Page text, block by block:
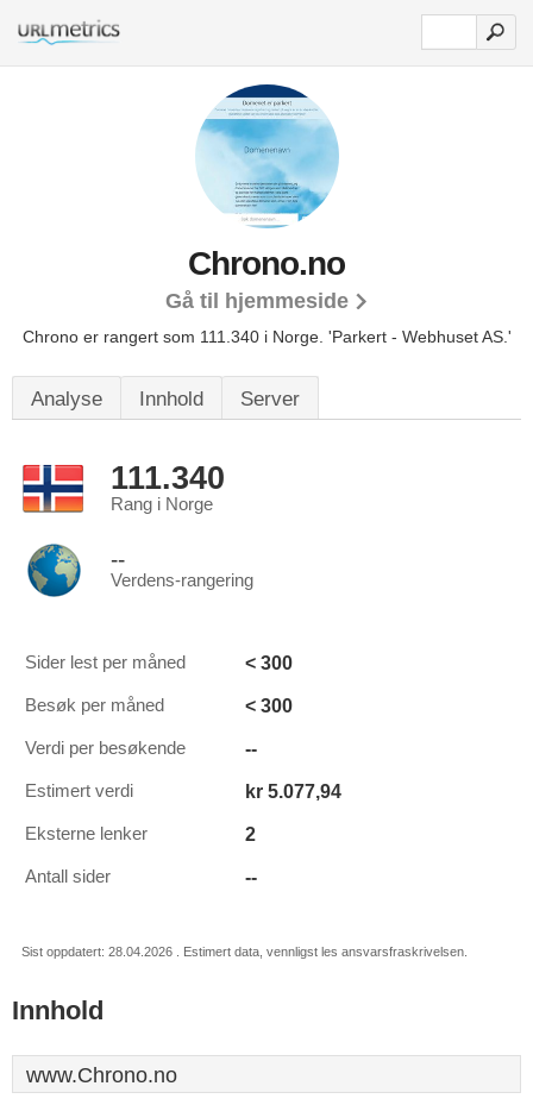
Chrono.no
Gå til hjemmeside
Chrono er rangert som 111.340 i Norge. 'Parkert - Webhuset AS.'
Analyse Innhold Server
111.340
Rang i Norge
--
Verdens-rangering
Sider lest per måned < 300
Besøk per måned < 300
Verdi per besøkende --
Estimert verdi kr 5.077,94
Eksterne lenker 2
Antall sider --
Sist oppdatert: 28.04.2026 . Estimert data, vennligst les ansvarsfraskrivelsen.
Innhold
www.Chrono.no